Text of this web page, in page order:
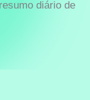
diário de